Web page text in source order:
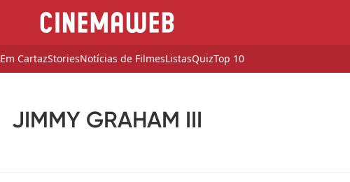
Em CartazStoriesNotícias de FilmesListasQuizTop 10
JIMMY GRAHAM III